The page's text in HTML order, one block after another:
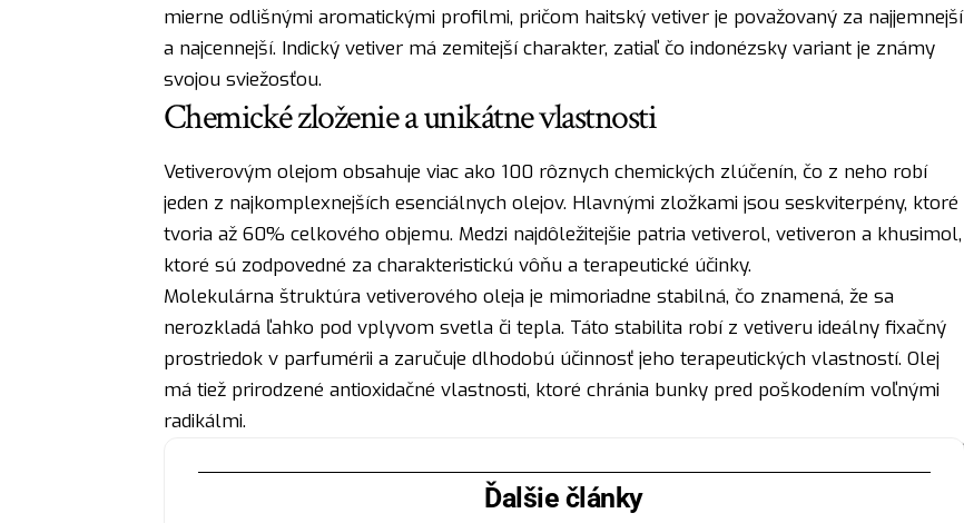
mierne odlišnými aromatickými profilmi, pričom haitský vetiver je považovaný za najjemnejší
a najcennejší. Indický vetiver má zemitejší charakter, zatiaľ čo indonézsky variant je známy
svojou sviežosťou.
Chemické zloženie a unikátne vlastnosti
Vetiverovým olejom obsahuje viac ako 100 rôznych chemických zlúčenín, čo z neho robí
jeden z najkomplexnejších esenciálnych olejov. Hlavnými zložkami jsou seskviterpény, ktoré
tvoria až 60% celkového objemu. Medzi najdôležitejšie patria vetiverol, vetiveron a khusimol,
ktoré sú zodpovedné za charakteristickú vôňu a terapeutické účinky.
Molekulárna štruktúra vetiverového oleja je mimoriadne stabilná, čo znamená, že sa
nerozkladá ľahko pod vplyvom svetla či tepla. Táto stabilita robí z vetiveru ideálny fixačný
prostriedok v parfumérii a zaručuje dlhodobú účinnosť jeho terapeutických vlastností. Olej
má tiež prirodzené antioxidačné vlastnosti, ktoré chránia bunky pred poškodením voľnými
radikálmi.
Ďalšie články